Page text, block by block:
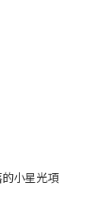
小星光項